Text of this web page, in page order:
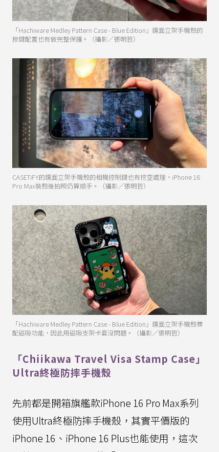
「Hachiware Medley Pattern Case - Blue Edition」鏡面立架手機殼的
按鍵配置也有做完整保護。（攝影／張明哲）
CASETiFY的鏡面立架手機殼的相機控制鍵也有挖空處理，iPhone 16
Pro Max裝殼後拍照仍算順手。（攝影／張明哲）
「Hachiware Medley Pattern Case - Blue Edition」鏡面立架手機殼標
配磁吸功能，因此用磁吸支架卡套沒問題。（攝影／張明哲）
「Chiikawa Travel Visa Stamp Case」
Ultra終極防摔手機殼
先前都是開箱旗艦款iPhone 16 Pro Max系列
使用Ultra終極防摔手機殼，其實平價版的
iPhone 16、iPhone 16 Plus也能使用，這次